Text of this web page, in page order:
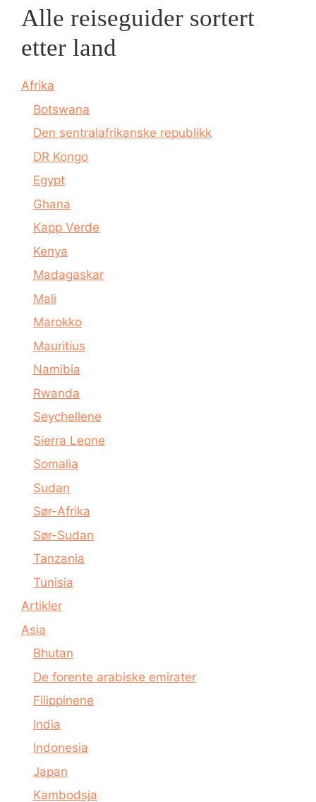
Alle reiseguider sortert
etter land
Afrika
Botswana
Den sentralafrikanske republikk
DR Kongo
Egypt
Ghana
Kapp Verde
Kenya
Madagaskar
Mali
Marokko
Mauritius
Namibia
Rwanda
Seychellene
Sierra Leone
Somalia
Sudan
Sør-Afrika
Sør-Sudan
Tanzania
Tunisia
Artikler
Asia
Bhutan
De forente arabiske emirater
Filippinene
India
Indonesia
Japan
Kambodsja